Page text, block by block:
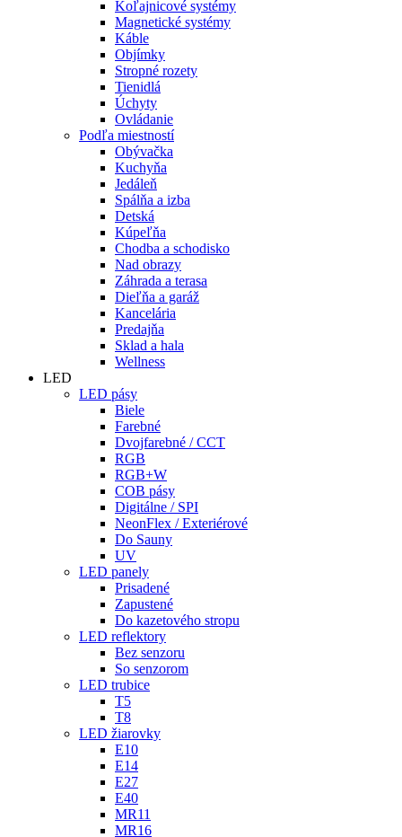
Koľajnicové systémy
Magnetické systémy
Káble
Objímky
Stropné rozety
Tienidlá
Úchyty
Ovládanie
Podľa miestností
Obývačka
Kuchyňa
Jedáleň
Spálňa a izba
Detská
Kúpeľňa
Chodba a schodisko
Nad obrazy
Záhrada a terasa
Dieľňa a garáž
Kancelária
Predajňa
Sklad a hala
Wellness
LED
LED pásy
Biele
Farebné
Dvojfarebné / CCT
RGB
RGB+W
COB pásy
Digitálne / SPI
NeonFlex / Exteriérové
Do Sauny
UV
LED panely
Prisadené
Zapustené
Do kazetového stropu
LED reflektory
Bez senzoru
So senzorom
LED trubice
T5
T8
LED žiarovky
E10
E14
E27
E40
MR11
MR16